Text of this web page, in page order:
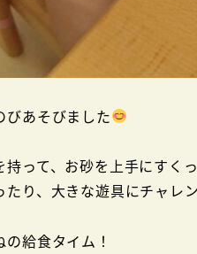
びあそびました
って、お砂を上手にすく
たり、大きな遊具にチャレ
給食タイム！